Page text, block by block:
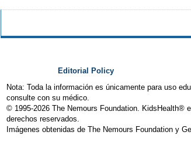
Editorial Policy
Nota: Toda la información es únicamente para uso
consulte con su médico.
© 1995-2026 The Nemours Foundation. KidsHealth®
derechos reservados.
Imágenes obtenidas de The Nemours Foundation y